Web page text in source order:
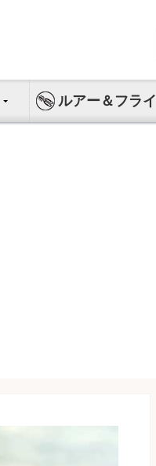
ルアー＆フライ